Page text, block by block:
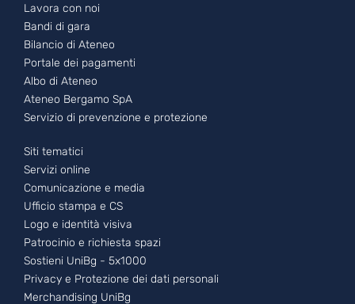
Lavora con noi
Bandi di gara
Bilancio di Ateneo
Portale dei pagamenti
Albo di Ateneo
Ateneo Bergamo SpA
Servizio di prevenzione e protezione
Footer - 3
Siti tematici
Servizi online
Comunicazione e media
Ufficio stampa e CS
Logo e identità visiva
Patrocinio e richiesta spazi
Sostieni UniBg - 5x1000
Privacy e Protezione dei dati personali
Merchandising UniBg